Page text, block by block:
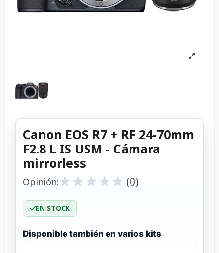
Canon EOS R7 + RF 24-70mm
F2.8 L IS USM - Cámara
mirrorless
Opinión:★
★★
★★
★★
★★
★ (0)
EN STOCK
Disponible también en varios kits